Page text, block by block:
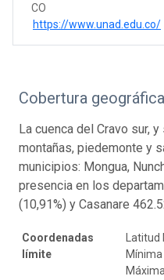
CO
https://www.unad.edu.co/
Cobertura geográfica
La cuenca del Cravo sur,
montañas, piedemonte y
municipios: Mongua,
presencia en los
(10,91%) y Casanare
Coordenadas
límite